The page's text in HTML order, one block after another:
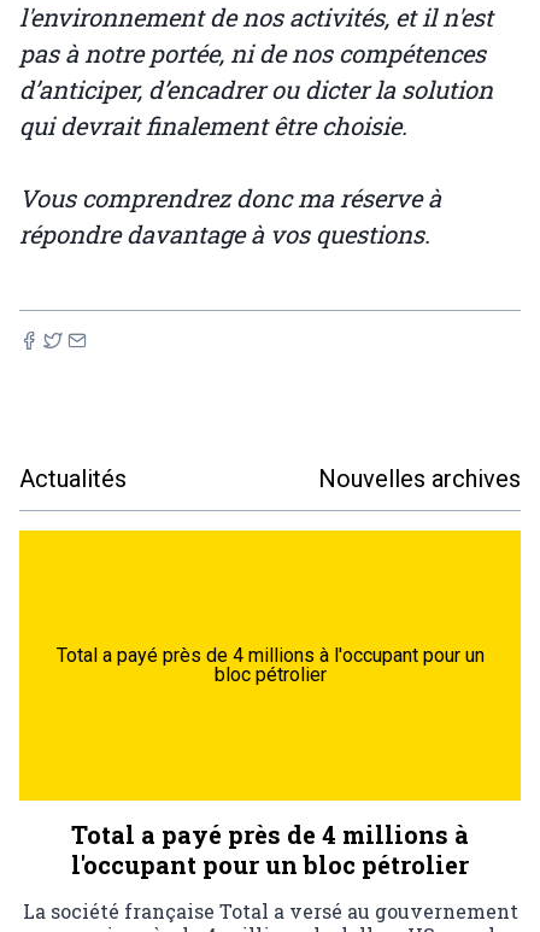
l'environnement de nos activités, et il n'est
pas à notre portée, ni de nos compétences
d’anticiper, d’encadrer ou dicter la solution
qui devrait finalement être choisie.
Vous comprendrez donc ma réserve à
répondre davantage à vos questions.
Actualités Nouvelles archives
Total a payé près de 4 millions à l'occupant pour un
bloc pétrolier
Total a payé près de 4 millions à
l'occupant pour un bloc pétrolier
La société française Total a versé au gouvernement